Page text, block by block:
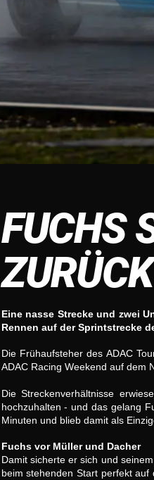
FUCHS
ZURÜCK
Eine nasse Strecke und zwei
Rennen auf der Sprintstrecke
Die Frühaufsteher des ADAC
ADAC Racing Weekend auf dem
Die Streckenverhältnisse
hochzuhalten - und das gelang
Minuten und blieb damit als
Fuchs vor Müller und Dacher
Damit sicherte er sich und
beim stehenden Start perfekt